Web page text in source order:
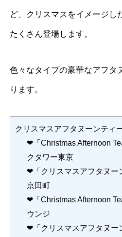
ど、クリスマスをイメージし
たくさん登場します。
色々なタイプの豪華なアフタ
ります。
クリスマスアフタヌーンティ
❤「Christmas Afternoon
クタワー東京
❤「クリスマスアフタヌー
京田町
❤「Christmas Afternoon
ウンジ
❤「クリスマスアフタヌー